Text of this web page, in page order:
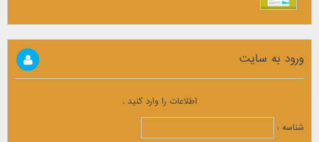
ورود به سایت
اطلاعات را وارد کنید .
شناسه :